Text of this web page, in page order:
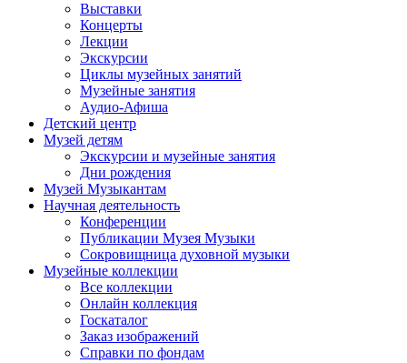
Выставки
Концерты
Лекции
Экскурсии
Циклы музейных занятий
Музейные занятия
Аудио-Афиша
Детский центр
Музей детям
Экскурсии и музейные занятия
Дни рождения
Музей Музыкантам
Научная деятельность
Конференции
Публикации Музея Музыки
Сокровищница духовной музыки
Музейные коллекции
Все коллекции
Онлайн коллекция
Госкаталог
Заказ изображений
Справки по фондам